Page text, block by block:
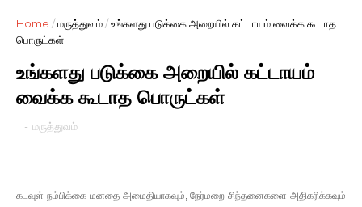
Home /மருத்துவம்/உங்களது படுக்கை அறையில் கட்டாயம் வைக்க கூடாத
பொருட்கள்
உங்களது படுக்கை அறையில் கட்டாயம்
வைக்க கூடாத பொருட்கள்
- மருத்துவம்
கடவுள் நம்பிக்கை மனதை அமைதியாகவும், நேர்மறை சிந்தனைகளை அதிகரிக்கவும்